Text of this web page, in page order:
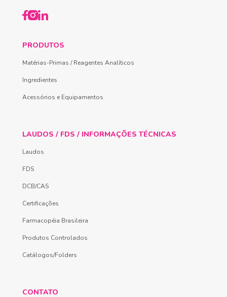
PRODUTOS
Matérias-Primas / Reagentes Analíticos
Ingredientes
Acessórios e Equipamentos
LAUDOS / FDS / INFORMAÇÕES TÉCNICAS
Laudos
FDS
DCB/CAS
Certificações
Farmacopéia Brasileira
Produtos Controlados
Catálogos/Folders
CONTATO